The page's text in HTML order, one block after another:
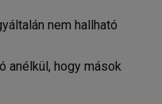
nem hallható
anélkül, hogy mások